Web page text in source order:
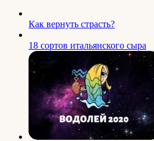
Как вернуть страсть?
18 сортов итальянского сыра